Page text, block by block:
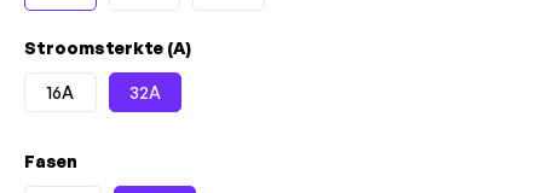
Selecteer
Stroomsterkte (A)
16A 32A
Selecteer
Fasen